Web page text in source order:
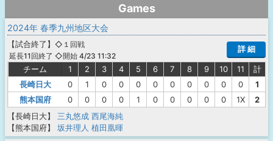
Games
2024年 春季九州地区大会
【試合終了 】
延長11回終了
◇１回戦
◇開始 4/23 11:32
詳 細
チーム 1 2 3 4 5 6 7 8 9 10 11
計
長崎日大
0 1 0 0 0 0 0 0 0 0 0
1
熊本国府
0 0 0 0 1 0 0 0 0 0 1X
2
【長崎日大】
三丸悠成 西尾海純
【熊本国府】
坂井理人 植田凰暉